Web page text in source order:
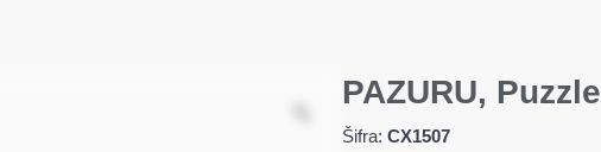
PAZURU, Puzzle
Šifra:CX1507